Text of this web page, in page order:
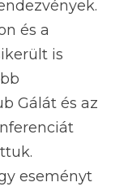
és a
is
Gálát és az
eseményt